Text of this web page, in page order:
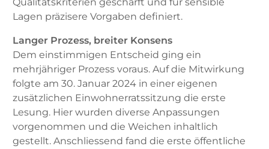
Lagen präzisere Vorgaben definiert.
Langer Prozess, breiter Konsens
Dem einstimmigen Entscheid ging ein
mehrjähriger Prozess voraus. Auf die Mitwirkung
folgte am 30. Januar 2024 in einer eigenen
zusätzlichen Einwohnerratssitzung die erste
Lesung. Hier wurden diverse Anpassungen
vorgenommen und die Weichen inhaltlich
gestellt. Anschliessend fand die erste öffentliche